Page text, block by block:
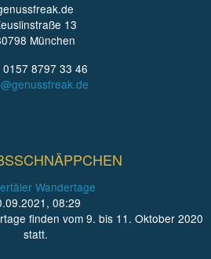
13
München
0157 8797 33 46
Wandertage
08:29
finden vom 9. bis 11. Oktober 2020
statt.